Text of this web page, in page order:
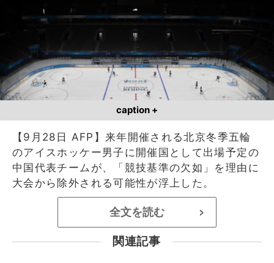
caption +
【9月28日 AFP】来年開催される北京冬季五輪
のアイスホッケー男子に開催国として出場予定の
中国代表チームが、「競技基準の欠如」を理由に
大会から除外される可能性が浮上した。
全文を読む >
関連記事